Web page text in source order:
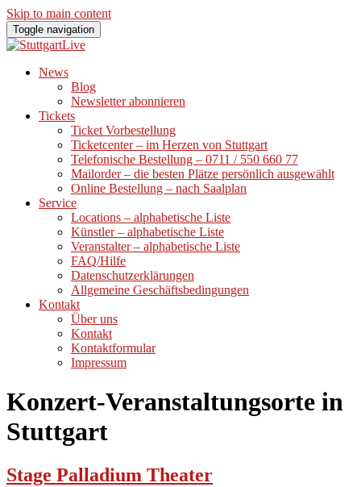
Skip to main content
Toggle navigation
News
Blog
Newsletter abonnieren
Tickets
Ticket Vorbestellung
Ticketcenter – im Herzen von Stuttgart
Telefonische Bestellung – 0711 / 550 660 77
Mailorder – die besten Plätze persönlich ausgewählt
Online Bestellung – nach Saalplan
Service
Locations – alphabetische Liste
Künstler – alphabetische Liste
Veranstalter – alphabetische Liste
FAQ/Hilfe
Datenschutzerklärungen
Allgemeine Geschäftsbedingungen
Kontakt
Über uns
Kontakt
Kontaktformular
Impressum
Konzert-Veranstaltungsorte in
Stuttgart
Stage Palladium Theater